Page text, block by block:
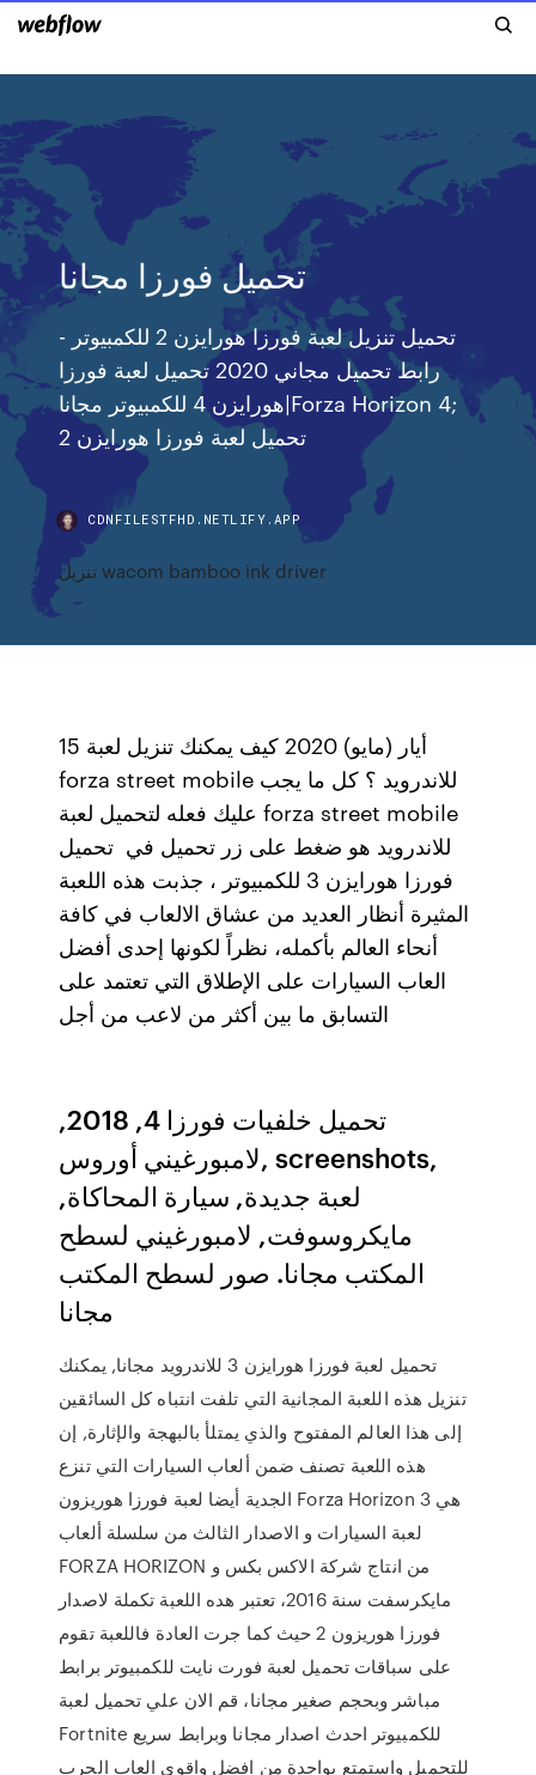
تحميل فورزا مجانا
تحميل تنزيل لعبة فورزا هورايزن 2 للكمبيوتر -
رابط تحميل مجاني 2020 تحميل لعبة فورزا
هورايزن 4 للكمبيوتر مجانا|Forza Horizon 4;
CDNFILESTFHD.NETLIFY.APP
تنزيل wacom bamboo ink driver
15 أيار (مايو) 2020 كيف يمكنك تنزيل لعبة
forza street mobile للاندرويد ؟ كل ما يجب
عليك فعله لتحميل لعبة forza street mobile
للاندرويد هو ضغط على زر تحميل في تحميل
فورزا هورايزن 3 للكمبيوتر ، جذبت هذه اللعبة
المثيرة أنظار العديد من عشاق الالعاب في كافة
أنحاء العالم بأكمله، نظراً لكونها إحدى أفضل
العاب السيارات على الإطلاق التي تعتمد على
التسابق ما بين أكثر من لاعب من أجل
تحميل خلفيات فورزا 4, 2018,
لامبورغيني أوروس, screenshots,
لعبة جديدة, سيارة المحاكاة,
مايكروسوفت, لامبورغيني لسطح
المكتب مجانا. صور لسطح المكتب
مجانا
تحميل لعبة فورزا هورايزن 3 للاندرويد مجانا, يمكنك
تنزيل هذه اللعبة المجانية التي تلفت انتباه كل السائقين
إلى هذا العالم المفتوح والذي يمتلأ بالبهجة والإثارة, إن
هذه اللعبة تصنف ضمن ألعاب السيارات التي تنزع
الجدية أيضا لعبة فورزا هوريزون Forza Horizon 3 هي
لعبة السيارات و الاصدار الثالث من سلسلة ألعاب
FORZA HORIZON من انتاج شركة الاكس بكس و
مايكرسفت سنة 2016، تعتبر هده اللعبة تكملة لاصدار
فورزا هوريزون 2 حيث كما جرت العادة فاللعبة تقوم
على سباقات تحميل لعبة فورت نايت للكمبيوتر برابط
مباشر وبحجم صغير مجانا، قم الان علي تحميل لعبة
Fortnite للكمبيوتر احدث اصدار مجانا وبرابط سريع
للتحميل واستمتع بواحدة من افضل واقوي العاب الحرب